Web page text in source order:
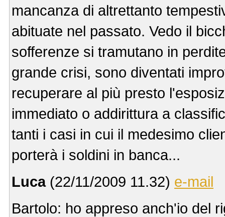
mancanza di altrettanto
abituate nel passato. Vedo il
sofferenze si tramutano in
grande crisi, sono diventati
recuperare al più presto
immediato o addirittura a
tanti i casi in cui il medesimo
porterà i soldini in banca...
Luca(22/11/2009 11.32) e-mail
Bartolo: ho appreso anch'io del